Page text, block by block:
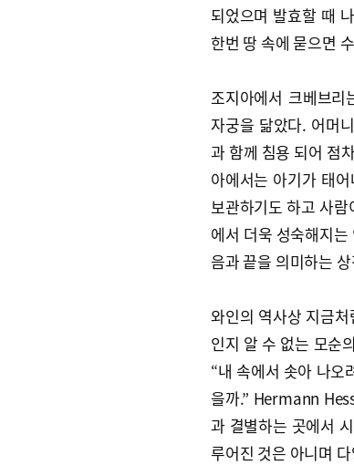
되었으며 발효할 때
한번 땅 속에 묻으면
조지아에서 크베브
자궁을 닮았다. 어머
과 함께 침용 되어 점
아에서는 아기가 태
보관하기도 하고 사
에서 더욱 성숙해지
음과 끝을 의미하는
와인의 역사상 지금
인지 알 수 없는 모순
“내 속에서 솟아 나오
을까.” Hermann
과 결별하는 곳에서
루어진 것은 아니며